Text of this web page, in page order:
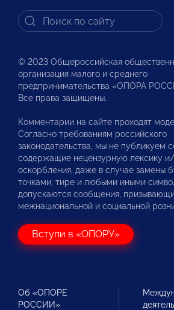
© 2023 Общероссийская
организация малого и среднего
предпринимательства «ОПОРА
Все права защищены.
Комментарии на сайте проходят
Согласно требованиям российского
законодательства, мы не публикуем
содержащие нецензурную лексику
оскорбления, даже в случае замены
точками, тире и любыми иными
допускаются сообщения,
межнациональной и социальной
Вступи в «ОПОРУ»
Об «ОПОРЕ
РОССИИ»